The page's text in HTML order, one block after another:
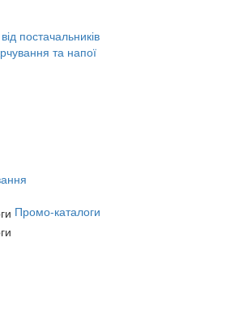
постачальників
та напої
Промо-каталоги